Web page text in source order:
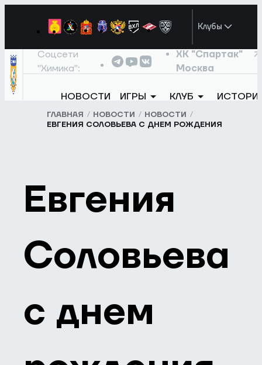
Клубы
Соцсети
"Химика":
ХК "Спартак"
Москва
НОВОСТИ ИГРЫ КЛУБ
ГЛАВНАЯ НОВОСТИ
НОВОСТИ
ЕВГЕНИЯ СОЛОВЬЕВА С ДНЕМ РОЖДЕНИЯ
Евгения
Соловьева
с днем